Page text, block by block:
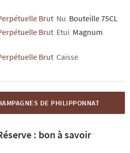
Brut Nu Bouteille 75CL
Brut Etui Magnum
Brut Caisse
DE PHILIPPONNAT
: bon à savoir